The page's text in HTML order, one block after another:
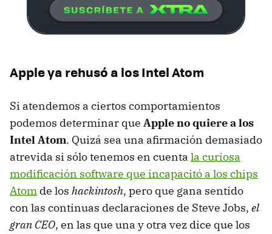
Apple ya rehusó a los Intel Atom
Si atendemos a ciertos comportamientos
podemos determinar que Apple no quiere a los
Intel Atom. Quizá sea una afirmación demasiado
atrevida si sólo tenemos en cuenta la curiosa
modificación software que incapacitó a los chips
Atom de los hackintosh, pero que gana sentido
con las continuas declaraciones de Steve Jobs, el
gran CEO, en las que una y otra vez dice que los